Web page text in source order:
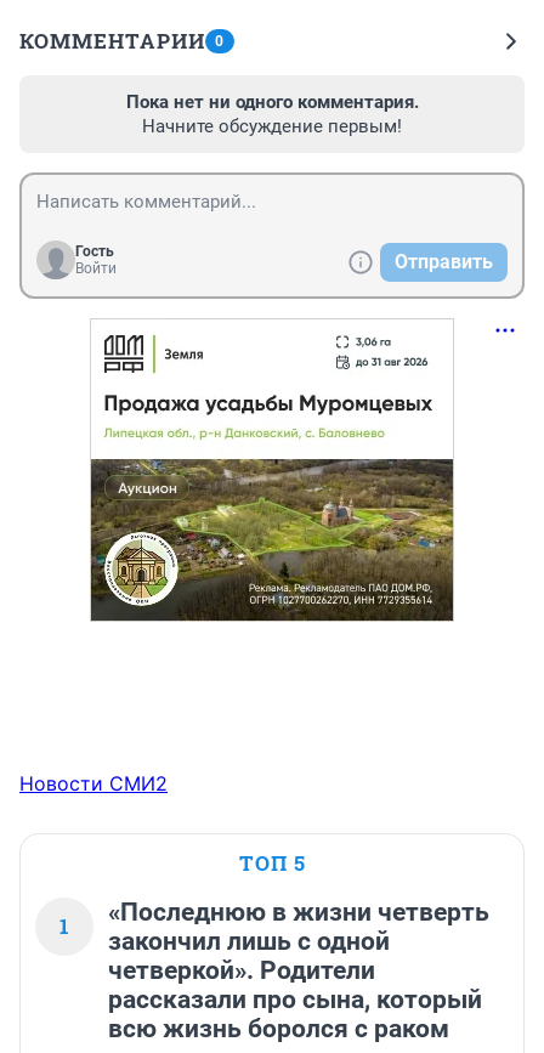
КОММЕНТАРИИ 0
Пока нет ни одного комментария.
Начните обсуждение первым!
Гость
Войти
Отправить
Новости СМИ2
ТОП 5
1
«Последнюю в жизни четверть
закончил лишь с одной
четверкой». Родители
рассказали про сына, который
всю жизнь боролся с раком